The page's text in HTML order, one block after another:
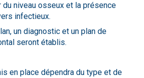
du niveau osseux et la présence
infectieux.
un diagnostic et un plan de
seront établis.
en place dépendra du type et de